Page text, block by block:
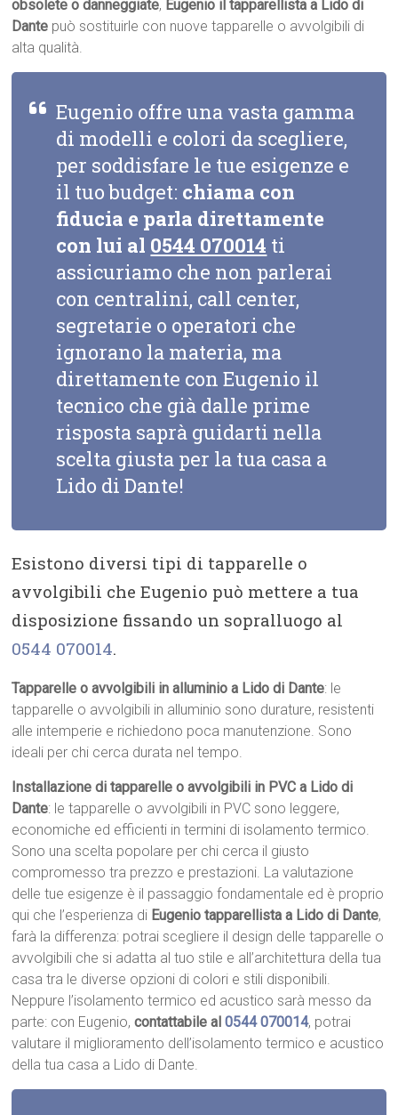
obsolete o danneggiate, Eugenio il tapparellista a Lido di
Dante può sostituirle con nuove tapparelle o avvolgibili di
alta qualità.
Eugenio offre una vasta gamma
di modelli e colori da scegliere,
per soddisfare le tue esigenze e
il tuo budget: chiama con
fiducia e parla direttamente
con lui al 0544 070014 ti
assicuriamo che non parlerai
con centralini, call center,
segretarie o operatori che
ignorano la materia, ma
direttamente con Eugenio il
tecnico che già dalle prime
risposta saprà guidarti nella
scelta giusta per la tua casa a
Lido di Dante!
Esistono diversi tipi di tapparelle o
avvolgibili che Eugenio può mettere a tua
disposizione fissando un sopralluogo al
0544 070014.
Tapparelle o avvolgibili in alluminio a Lido di Dante: le
tapparelle o avvolgibili in alluminio sono durature, resistenti
alle intemperie e richiedono poca manutenzione. Sono
ideali per chi cerca durata nel tempo.
Installazione di tapparelle o avvolgibili in PVC a Lido di
Dante: le tapparelle o avvolgibili in PVC sono leggere,
economiche ed efficienti in termini di isolamento termico.
Sono una scelta popolare per chi cerca il giusto
compromesso tra prezzo e prestazioni. La valutazione
delle tue esigenze è il passaggio fondamentale ed è proprio
qui che l’esperienza di Eugenio tapparellista a Lido di Dante,
farà la differenza: potrai scegliere il design delle tapparelle o
avvolgibili che si adatta al tuo stile e all’architettura della tua
casa tra le diverse opzioni di colori e stili disponibili.
Neppure l’isolamento termico ed acustico sarà messo da
parte: con Eugenio,contattabile al0544 070014, potrai
valutare il miglioramento dell’isolamento termico e acustico
della tua casa a Lido di Dante.